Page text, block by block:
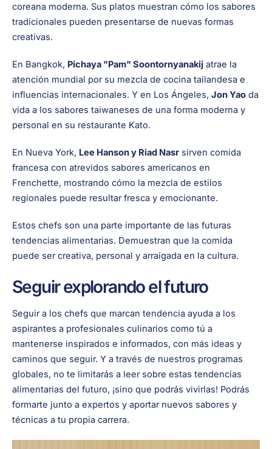
coreana moderna. Sus platos muestran cómo los sabores
tradicionales pueden presentarse de nuevas formas
creativas.
En Bangkok, Pichaya "Pam" Soontornyanakij atrae la
atención mundial por su mezcla de cocina tailandesa e
influencias internacionales. Y en Los Ángeles, Jon Yao da
vida a los sabores taiwaneses de una forma moderna y
personal en su restaurante Kato.
En Nueva York, Lee Hanson y Riad Nasr sirven comida
francesa con atrevidos sabores americanos en
Frenchette, mostrando cómo la mezcla de estilos
regionales puede resultar fresca y emocionante.
Estos chefs son una parte importante de las futuras
tendencias alimentarias. Demuestran que la comida
puede ser creativa, personal y arraigada en la cultura.
Seguir explorando el futuro
Seguir a los chefs que marcan tendencia ayuda a los
aspirantes a profesionales culinarios como tú a
mantenerse inspirados e informados, con más ideas y
caminos que seguir. Y a través de nuestros programas
globales, no te limitarás a leer sobre estas tendencias
alimentarias del futuro, ¡sino que podrás vivirlas! Podrás
formarte junto a expertos y aportar nuevos sabores y
técnicas a tu propia carrera.